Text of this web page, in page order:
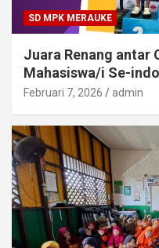
SD MPK MERAUKE
Juara Renang antar
Mahasiswa/i Se-
Februari 7, 2026 admin